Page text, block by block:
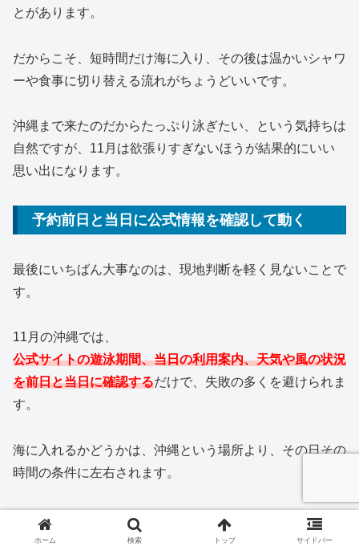
とがあります。
だからこそ、短時間だけ海に入り、その後は温かいシャワ
ーや食事に切り替える流れがちょうどいいです。
沖縄まで来たのだからたっぷり泳ぎたい、という気持ちは
自然ですが、11月は欲張りすぎないほうが結果的にいい
思い出になります。
予約前日と当日に公式情報を確認して動く
最後にいちばん大事なのは、現地判断を軽く見ないことで
す。
11月の沖縄では、
公式サイトの遊泳期間、当日の利用案内、天気や風の状況
を前日と当日に確認するだけで、失敗の多くを避けられま
す。
海に入れるかどうかは、沖縄という場所より、その日その
時間の条件に左右されます。
だからこそ、旅慣れた人ほど直前確認を大切にしていま
す。ホーム 検索 トップ サイドバー